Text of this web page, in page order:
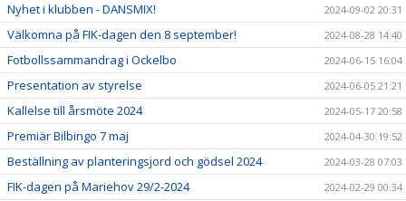
Nyhet i klubben - DANSMIX! 2024-09-02 20:31
Välkomna på FIK-dagen den 8 september! 2024-08-28 14:40
Fotbollssammandrag i Ockelbo 2024-06-15 16:04
Presentation av styrelse 2024-06-05 21:21
Kallelse till årsmöte 2024 2024-05-17 20:58
Premiär Bilbingo 7 maj 2024-04-30 19:52
Beställning av planteringsjord och gödsel 2024 2024-03-28 07:03
FIK-dagen på Mariehov 29/2-2024 2024-02-29 00:34